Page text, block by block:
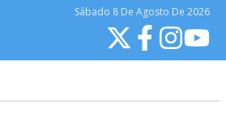
Sábado 8 De Agosto De 2026